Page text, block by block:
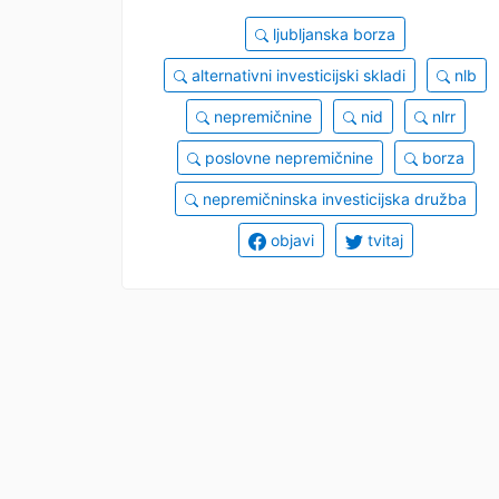
ljubljanska borza
alternativni investicijski skladi nlb
nepremičnine nid nlrr
poslovne nepremičnine borza
nepremičninska investicijska družba
objavi tvitaj